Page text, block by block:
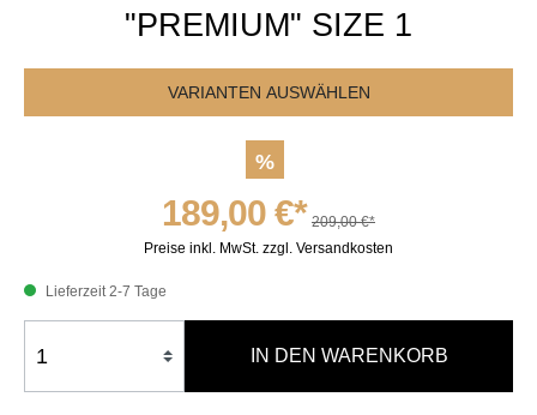
"PREMIUM" SIZE 1
VARIANTEN AUSWÄHLEN
%
189,00 €* 209,00 €*
Preise inkl. MwSt. zzgl. Versandkosten
Lieferzeit 2-7 Tage
IN DEN WARENKORB